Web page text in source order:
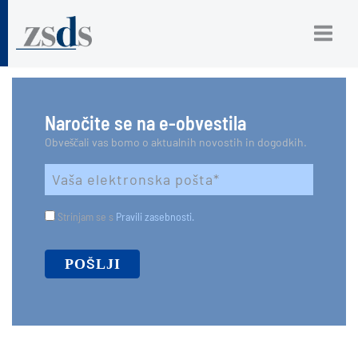
Naročite se na e-obvestila
Obveščali vas bomo o aktualnih novostih in dogodkih.
Strinjam se s Pravili zasebnosti.